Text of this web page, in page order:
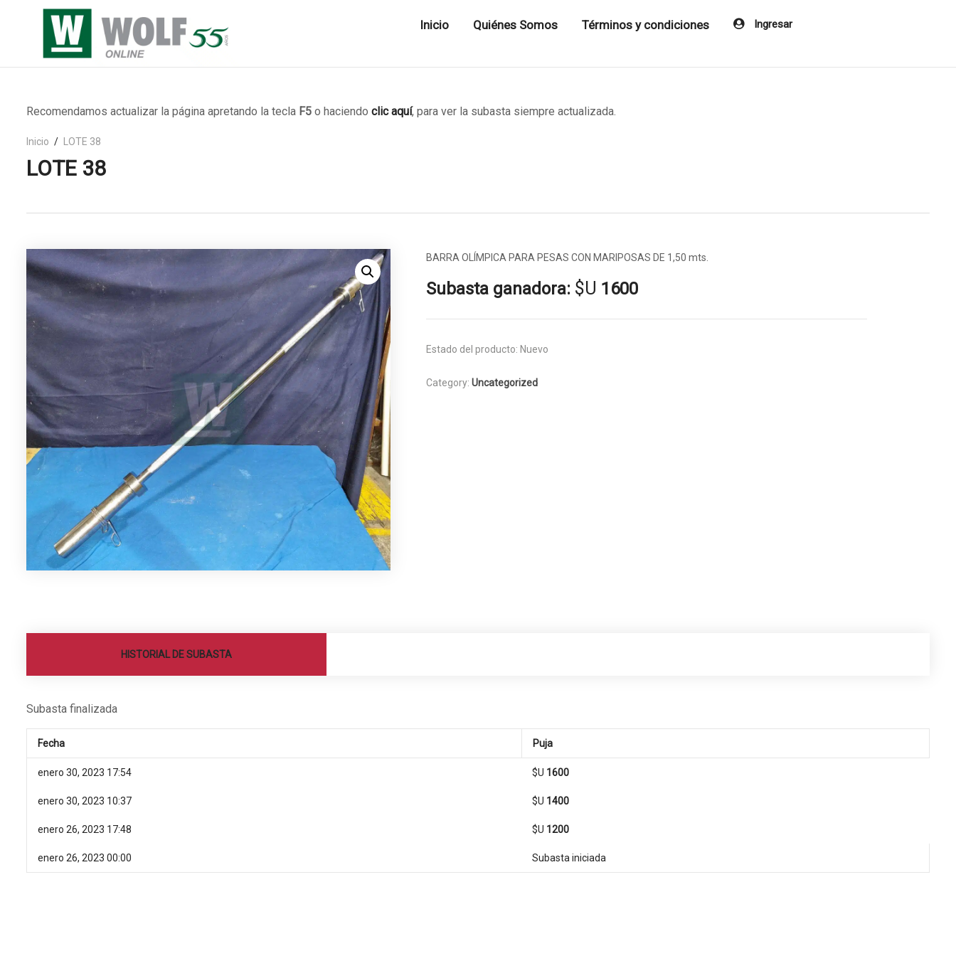
Inicio Quiénes Somos Términos y condiciones Ingresar
Recomendamos actualizar la página apretando la tecla F5 o haciendo clic aquí, para ver la subasta siempre actualizada.
Inicio LOTE 38
LOTE 38
BARRA OLÍMPICA PARA PESAS CON MARIPOSAS DE 1,50 mts.
Subasta ganadora:$U 1600
Estado del producto: Nuevo
Category: Uncategorized
HISTORIAL DE SUBASTA
Subasta finalizada
Fecha Puja
enero 30, 2023 17:54 $U 1600
enero 30, 2023 10:37 $U 1400
enero 26, 2023 17:48 $U 1200
enero 26, 2023 00:00 Subasta iniciada